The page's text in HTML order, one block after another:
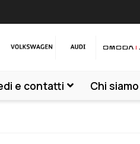
e contatti Chi siamo